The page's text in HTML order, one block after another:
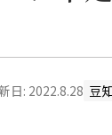
日: 2022.8.28 豆